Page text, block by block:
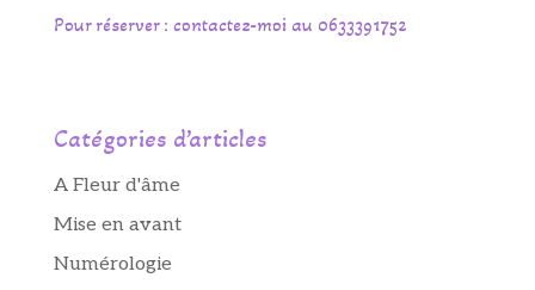
Pour réserver : contactez-moi au 0633391752
Catégories d’articles
A Fleur d'âme
Mise en avant
Numérologie